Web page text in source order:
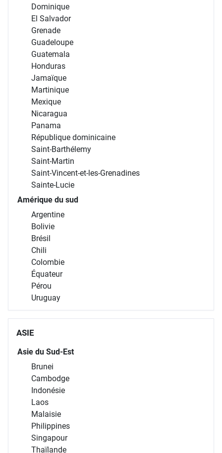
Dominique
El Salvador
Grenade
Guadeloupe
Guatemala
Honduras
Jamaïque
Martinique
Mexique
Nicaragua
Panama
République dominicaine
Saint-Barthélemy
Saint-Martin
Saint-Vincent-et-les-Grenadines
Sainte-Lucie
Amérique du sud
Argentine
Bolivie
Brésil
Chili
Colombie
Équateur
Pérou
Uruguay
ASIE
Asie du Sud-Est
Brunei
Cambodge
Indonésie
Laos
Malaisie
Philippines
Singapour
Thaïlande